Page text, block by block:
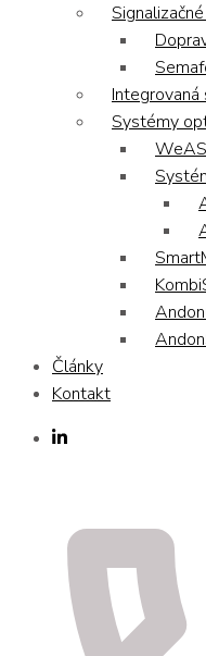
Integrovaná
Systémy
Články
Kontakt